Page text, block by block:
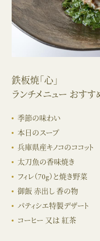
鉄板焼「心」
ランチメニュー おすす
季節の味わい
本日のスープ
兵庫県産キノコのココット
太刀魚の香味焼き
フィレ（70g）と焼き野菜
御飯 赤出し 香の物
パティシエ特製デザート
コーヒー 又は 紅茶